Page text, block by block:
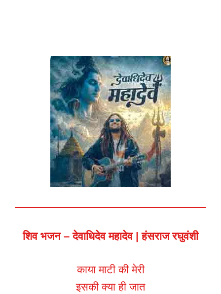
शिव भजन – देवाधिदेव महादेव | हंसराज रघुवंशी
काया माटी की मेरी
इसकी क्या ही जात